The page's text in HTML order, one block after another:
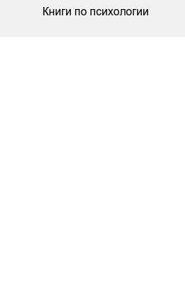
Книги по психологии